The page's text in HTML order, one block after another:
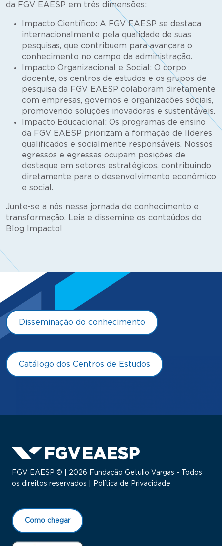
da FGV EAESP em três dimensões:
Impacto Científico: A FGV EAESP se destaca
internacionalmente pela qualidade de suas
pesquisas, que contribuem para avançara o
conhecimento no campo da administração.
Impacto Organizacional e Social: O corpo
docente, os centros de estudos e os grupos de
pesquisa da FGV EAESP colaboram diretamente
com empresas, governos e organizações sociais,
promovendo soluções inovadoras e sustentáveis.
Impacto Educacional: Os programas de ensino
da FGV EAESP priorizam a formação de líderes
qualificados e socialmente responsáveis. Nossos
egressos e egressas ocupam posições de
destaque em setores estratégicos, contribuindo
diretamente para o desenvolvimento econômico
e social.
Junte-se a nós nessa jornada de conhecimento e
transformação. Leia e dissemine os conteúdos do
Blog Impacto!
Disseminação do conhecimento
Catálogo dos Centros de Estudos
FGV EAESP © | 2026 Fundação Getulio Vargas - Todos
os direitos reservados |
Política de Privacidade
Como chegar